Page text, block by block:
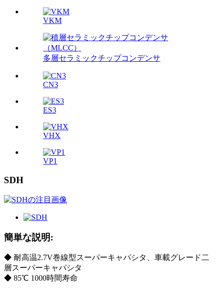
VKM
多層セラミックチップコンデンサ
CN3
ES3
VHX
VP1
SDH
簡単な説明:
◆ 耐高温2.7V巻線型スーパーキャパシタ、車載グレード二
層スーパーキャパシタ
◆ 85℃ 1000時間寿命